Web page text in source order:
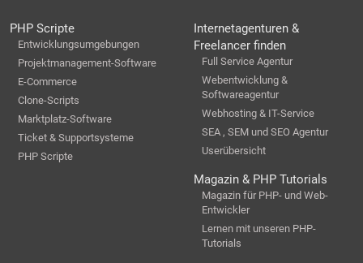
PHP Scripte
Entwicklungsumgebungen
Projektmanagement-Software
E-Commerce
Clone-Scripts
Marktplatz-Software
Ticket & Supportsysteme
PHP Scripte
Internetagenturen &
Freelancer finden
Full Service Agentur
Webentwicklung &
Softwareagentur
Webhosting & IT-Service
SEA , SEM und SEO Agentur
Userübersicht
Magazin & PHP Tutorials
Magazin für PHP- und Web-
Entwickler
Lernen mit unseren PHP-
Tutorials